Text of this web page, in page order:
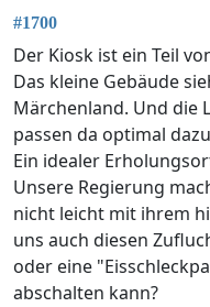
#1700
Der Kiosk ist ein Teil
Das kleine Gebäude
Märchenland. Und die
passen da optimal
Ein idealer
Unsere Regierung
nicht leicht mit ihrem
uns auch diesen
oder eine
abschalten kann?